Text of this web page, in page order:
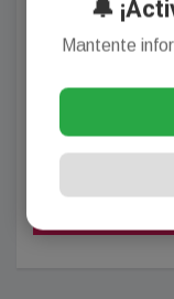
🔔
Mantente